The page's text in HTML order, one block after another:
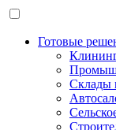
Готовые
Склады